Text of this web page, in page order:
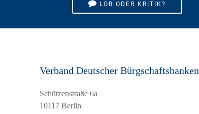
LOB ODER KRITIK?
Verband Deutscher Bürgschaftsbanken
Schützenstraße 6a
10117 Berlin